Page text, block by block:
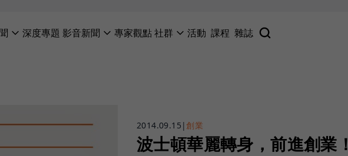
深度專題 影音新聞 專家觀點社群 活動 課程 雜誌
2014.09.15 |創業
波士頓華麗轉身，前進創業！